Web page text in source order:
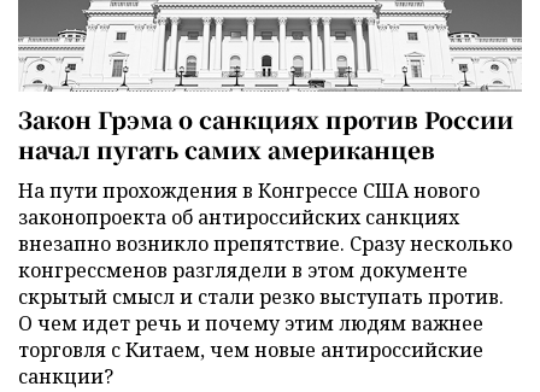
Закон Грэма о санкциях против России
начал пугать самих американцев
На пути прохождения в Конгрессе США нового
законопроекта об антироссийских санкциях
внезапно возникло препятствие. Сразу несколько
конгрессменов разглядели в этом документе
скрытый смысл и стали резко выступать против.
О чем идет речь и почему этим людям важнее
торговля с Китаем, чем новые антироссийские
санкции?